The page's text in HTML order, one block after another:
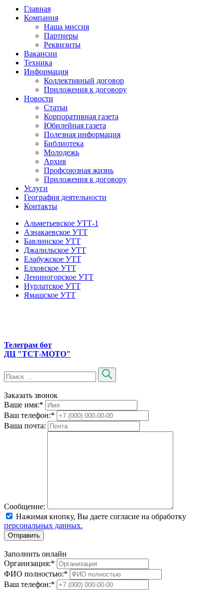
Главная
Компания
Наша миссия
Партнеры
Реквизиты
Вакансии
Техника
Информация
Коллективный договор
Приложения к договору
Новости
Статьи
Корпоративная газета
Юбилейная газета
Полезная информация
Библиотека
Молодежь
Архив
Профсоюзная жизнь
Приложения к договору
Услуги
География деятельности
Контакты
Альметьевское УТТ-1
Азнакаевское УТТ
Бавлинское УТТ
Джалильское УТТ
Елабужское УТТ
Елховское УТТ
Лениногорское УТТ
Нурлатское УТТ
Ямашское УТТ
Телеграм бот
ДЦ "ТСТ-МОТО"
Заказать звонок
Ваше имя:*
Ваш телефон:*
Ваша почта:
Сообщение:
Нажимая кнопку, Вы даете согласие на обработку
персональных данных.
Отправить
Заполнить онлайн
Организация:*
ФИО полностью:*
Ваш телефон:*